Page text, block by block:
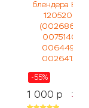
-55%
1 000 p 2